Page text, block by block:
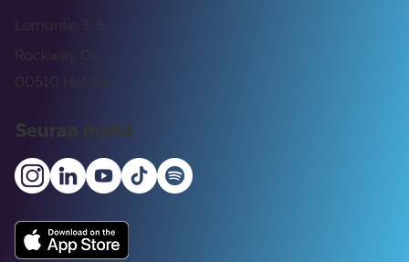
Rockway Oy
Lemuntie 3-5
00510 Helsinki
Seuraa meitä